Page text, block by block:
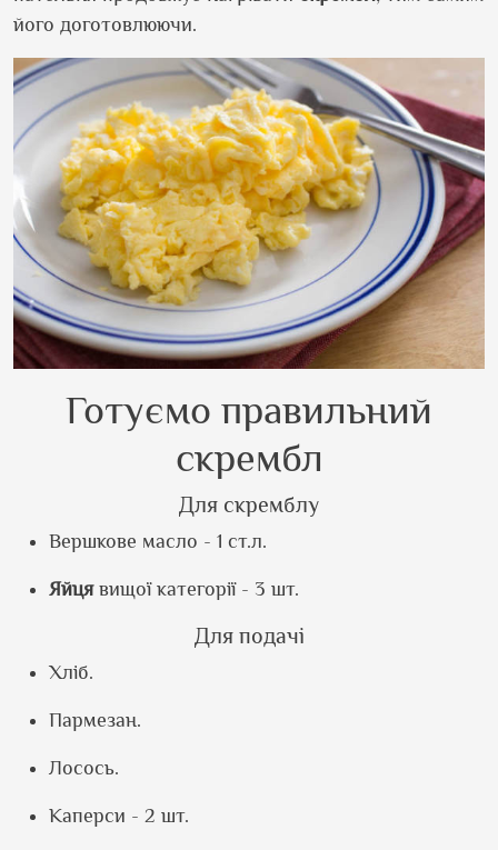
його доготовлюючи.
Готуємо правильний
скрембл
Для скремблу
Вершкове масло - 1 ст.л.
Яйцявищої категорії - 3 шт.
Для подачі
Хліб.
Пармезан.
Лосось.
Каперси - 2 шт.